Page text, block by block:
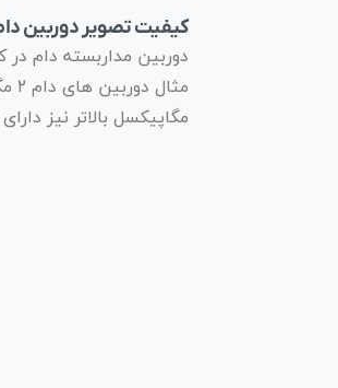
کیفیت تصویر دوربین
مگاپیکسل بالاتر نیز